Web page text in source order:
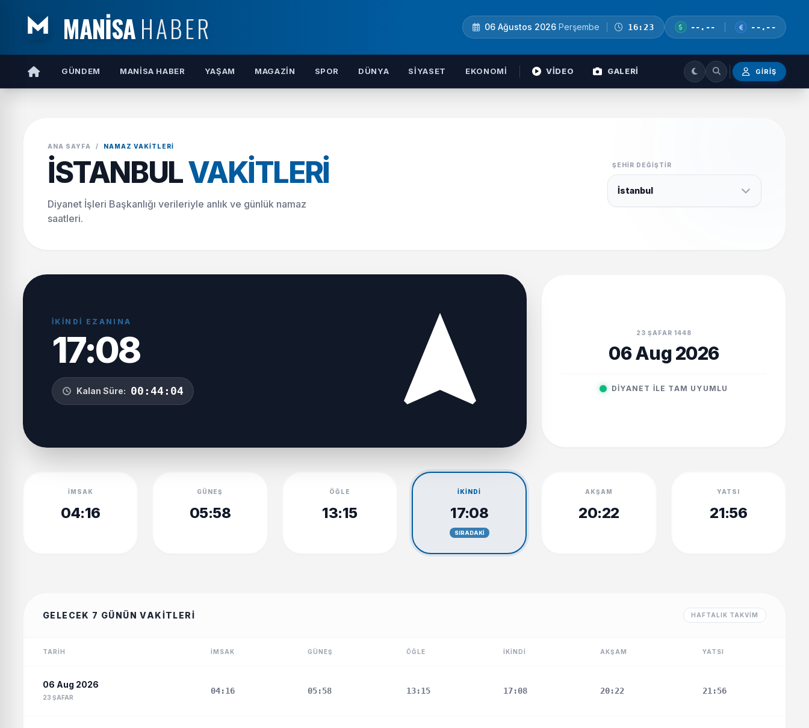
MANİSAHABER 06 Ağustos 2026 Perşembe 16:23 --.-- --.--
GÜNDEM MANISA HABER YAŞAM MAGAZIN SPOR DÜNYA SIYASET EKONOMI VİDEO GALERİ GIRIŞ
ANA SAYFA / NAMAZ VAKITLERI
İSTANBULVAKITLERI
Diyanet İşleri Başkanlığı verileriyle anlık ve günlük namaz
saatleri.
ŞEHIR DEĞIŞTIR
İKINDI EZANINA
17:08
Kalan Süre: 00:44:03
23 ṢAFAR 1448
06 Aug 2026
DIYANET ILE TAM UYUMLU
İMSAK
04:16
GÜNEŞ
05:58
ÖĞLE
13:15
İKINDI
17:08
SIRADAKI
AKŞAM
20:22
YATSI
21:56
GELECEK 7 GÜNÜN VAKITLERI HAFTALIK TAKVIM
TARIH İMSAK GÜNEŞ ÖĞLE İKINDI AKŞAM YATSI
06 Aug 2026
23 ṢAFAR
04:16 05:58 13:15 17:08 20:22 21:56